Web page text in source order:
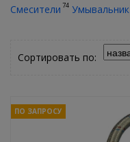
Смесители 74 Умывальник
Сортировать по:
ПО ЗАПРОСУ